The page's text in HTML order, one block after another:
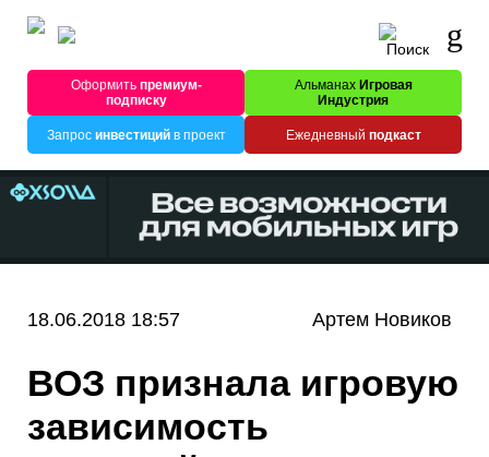
Оформитьпремиум-
подписку
Альманах Игровая
Индустрия
Запрос инвестицийв проект Ежедневный подкаст
18.06.2018 18:57 Артем Новиков
ВОЗ признала игровую
зависимость